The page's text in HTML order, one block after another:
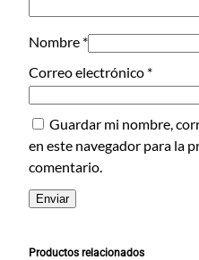
a
n
i
d
a
d
Nombre *
Correo electrónico *
Guardar mi nombre,
en este navegador para la
comentario.
Productos relacionados